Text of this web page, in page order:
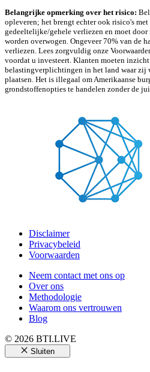
Belangrijke opmerking over het risico:
opleveren; het brengt echter ook risico's met
gedeeltelijke/gehele verliezen en moet
worden overwogen. Ongeveer 70% van de
verliezen. Lees zorgvuldig onze
voordat u investeert. Klanten moeten
belastingverplichtingen in het land waar zij
plaatsen. Het is illegaal om Amerikaanse
grondstoffenopties te handelen zonder de
Disclaimer
Privacybeleid
Voorwaarden
Neem contact met ons op
Over ons
Methodologie
Waarom ons vertrouwen
Blog
© 2026 BTI.LIVE
Sluiten